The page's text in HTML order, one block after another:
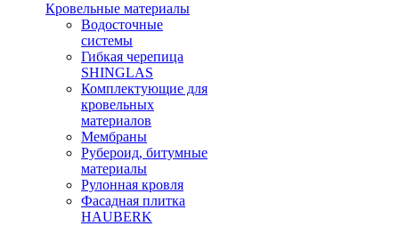
Кровельные материалы
Водосточные
системы
Гибкая черепица
SHINGLAS
Комплектующие для
кровельных
материалов
Мембраны
Рубероид, битумные
материалы
Рулонная кровля
Фасадная плитка
HAUBERK